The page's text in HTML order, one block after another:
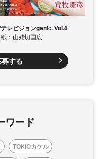
レビジョンgenic. Vol.8
：山姥切国広
する
ワード
TOKIOカケル